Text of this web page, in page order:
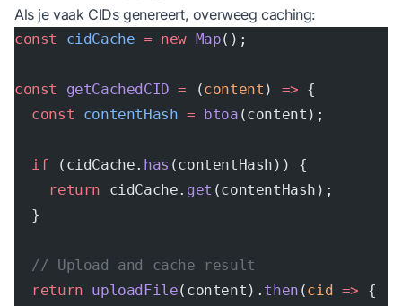
Als je vaak CIDs genereert, overweeg caching:
const cidCache = new Map();
const getCachedCID = (content ) => {
  const
contentHash = btoa (content);
  if
(cidCache. has (contentHash)) {
    return
cidCache. get (contentHash);
  }
  // Upload and cache result
  return
uploadFile(content). then (cid => {